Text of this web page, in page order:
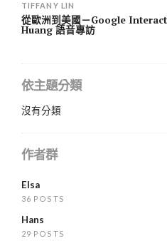
TIFFANY LIN
從歐洲到美國－Google
Huang 語音專訪
依主題分類
沒有分類
作者群
Elsa
36 POSTS
Hans
29 POSTS